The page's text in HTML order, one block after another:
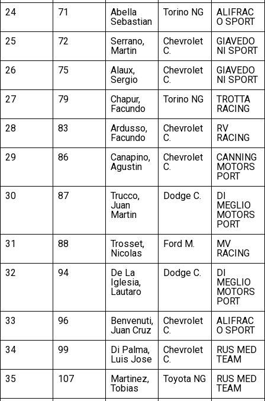
24
71
Abella
Sebastian
Torino NG
ALIFRAC
O SPORT
25
72
Serrano,
Martin
Chevrolet
C.
GIAVEDO
NI SPORT
26
75
Alaux,
Sergio
Chevrolet
C.
GIAVEDO
NI SPORT
27
79
Chapur,
Facundo
Torino NG
TROTTA
RACING
28
83
Ardusso,
Facundo
Chevrolet
C.
RV
RACING
29
86
Canapino,
Agustin
Chevrolet
C.
CANNING
MOTORS
PORT
30
87
Trucco,
Juan
Martin
Dodge C.
DI
MEGLIO
MOTORS
PORT
31
88
Trosset,
Nicolas
Ford M.
MV
RACING
32
94
De La
Iglesia,
Lautaro
Dodge C.
DI
MEGLIO
MOTORS
PORT
33
96
Benvenuti,
Juan Cruz
Chevrolet
C.
ALIFRAC
O SPORT
34
99
Di Palma,
Luis Jose
Chevrolet
C.
RUS MED
TEAM
35
107
Martinez,
Tobias
Toyota NG
RUS MED
TEAM